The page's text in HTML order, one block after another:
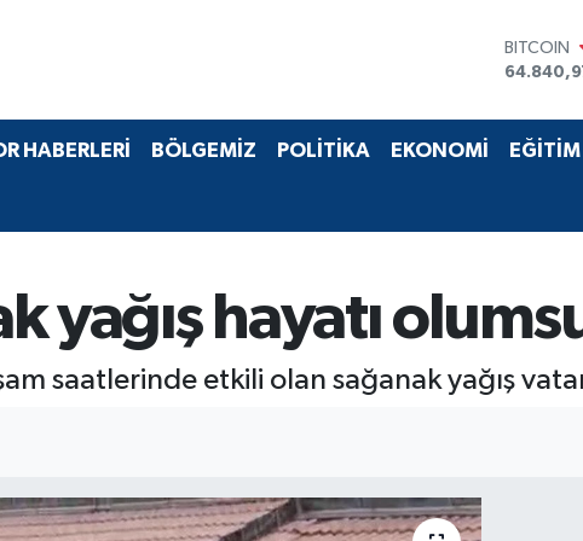
BITCOIN
EURO
55,2510
GRAM
13.779
HABERLERİ BÖLGEMİZ POLİTİKA EKONOMİ EĞİTİM
yağış hayatı
saatlerinde etkili olan sağanak yağış